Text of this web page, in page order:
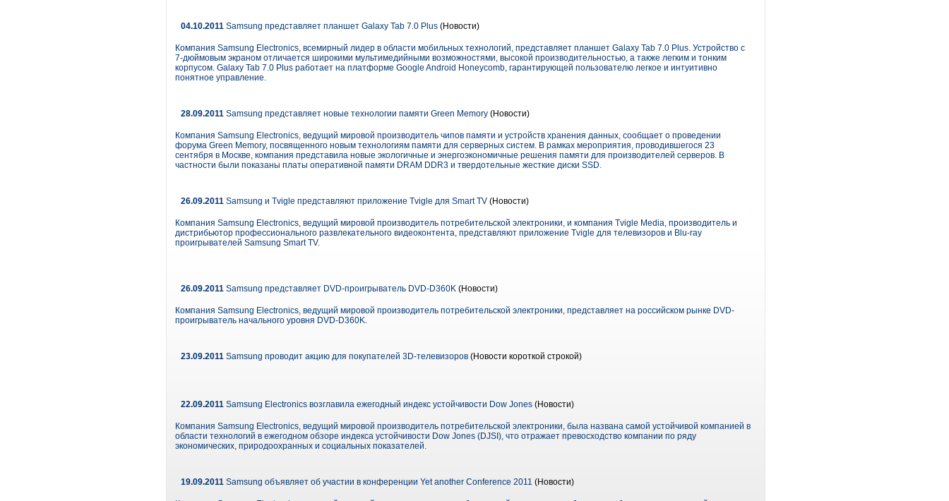
04.10.2011 Samsung представляет планшет Galaxy Tab 7.0 Plus (Новости)
Компания Samsung Electronics, всемирный лидер в области мобильных технологий, представляет планшет Galaxy Tab 7.0 Plus. Устройство с
7-дюймовым экраном отличается широкими мультимедийными возможностями, высокой производительностью, а также легким и тонким
корпусом. Galaxy Tab 7.0 Plus работает на платформе Google Android Honeycomb, гарантирующей пользователю легкое и интуитивно
понятное управление.
28.09.2011 Samsung представляет новые технологии памяти Green Memory (Новости)
Компания Samsung Electronics, ведущий мировой производитель чипов памяти и устройств хранения данных, сообщает о проведении
форума Green Memory, посвященного новым технологиям памяти для серверных систем. В рамках мероприятия, проводившегося 23
сентября в Москве, компания представила новые экологичные и энергоэкономичные решения памяти для производителей серверов. В
частности были показаны платы оперативной памяти DRAM DDR3 и твердотельные жесткие диски SSD.
26.09.2011 Samsung и Tvigle представляют приложение Tvigle для Smart TV (Новости)
Компания Samsung Electronics, ведущий мировой производитель потребительской электроники, и компания Tvigle Media, производитель и
дистрибьютор профессионального развлекательного видеоконтента, представляют приложение Tvigle для телевизоров и Blu-ray
проигрывателей Samsung Smart TV.
26.09.2011 Samsung представляет DVD-проигрыватель DVD-D360K (Новости)
Компания Samsung Electronics, ведущий мировой производитель потребительской электроники, представляет на российском рынке DVD-
проигрыватель начального уровня DVD-D360K.
23.09.2011 Samsung проводит акцию для покупателей 3D-телевизоров (Новости короткой строкой)
22.09.2011 Samsung Electronics возглавила ежегодный индекс устойчивости Dow Jones (Новости)
Компания Samsung Electronics, ведущий мировой производитель потребительской электроники, была названа самой устойчивой компанией в
области технологий в ежегодном обзоре индекса устойчивости Dow Jones (DJSI), что отражает превосходство компании по ряду
экономических, природоохранных и социальных показателей.
19.09.2011 Samsung объявляет об участии в конференции Yet another Conference 2011 (Новости)